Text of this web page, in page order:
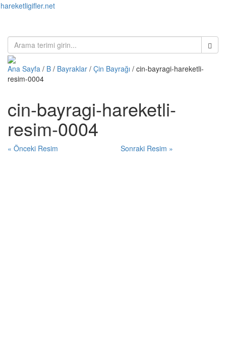
hareketligifler.net
Ana Sayfa / B / Bayraklar / Çin Bayrağı / cin-bayragi-hareketli-
resim-0004
cin-bayragi-hareketli-
resim-0004
« Önceki Resim Sonraki Resim »